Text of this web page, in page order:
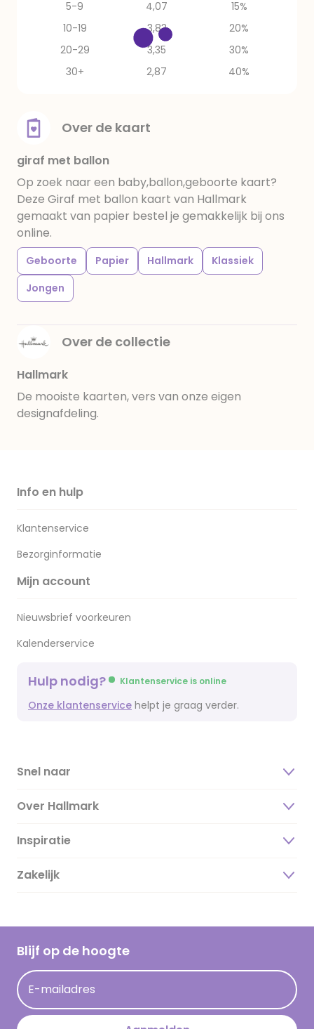
5-9
4,07
15%
10-19
3,83
20%
20-29
3,35
30%
30+
2,87 40%
Over de kaart
giraf met ballon
Op zoek naar een baby,ballon,geboorte kaart?
Deze Giraf met ballon kaart van Hallmark
gemaakt van papier bestel je gemakkelijk bij ons
online.
Geboorte Papier Hallmark
Klassiek
Jongen
Over de collectie
Hallmark
De mooiste kaarten, vers van onze eigen
designafdeling.
Info en hulp
Klantenservice
Bezorginformatie
Mijn account
Nieuwsbrief voorkeuren
Kalenderservice
Hulp nodig? Klantenservice is online
Onze klantenservice helpt je graag verder.
Snel naar
Over Hallmark
Over ons
Duurzaamheid
Hallmark Kaartclub
Acties
Persberichten
Hallmark en Kinderpostzegels
Inspiratie
Magazine
Cadeau inspiratie
Kaartinspiratie
Zakelijk
Blijf op de hoogte
E-mailadres